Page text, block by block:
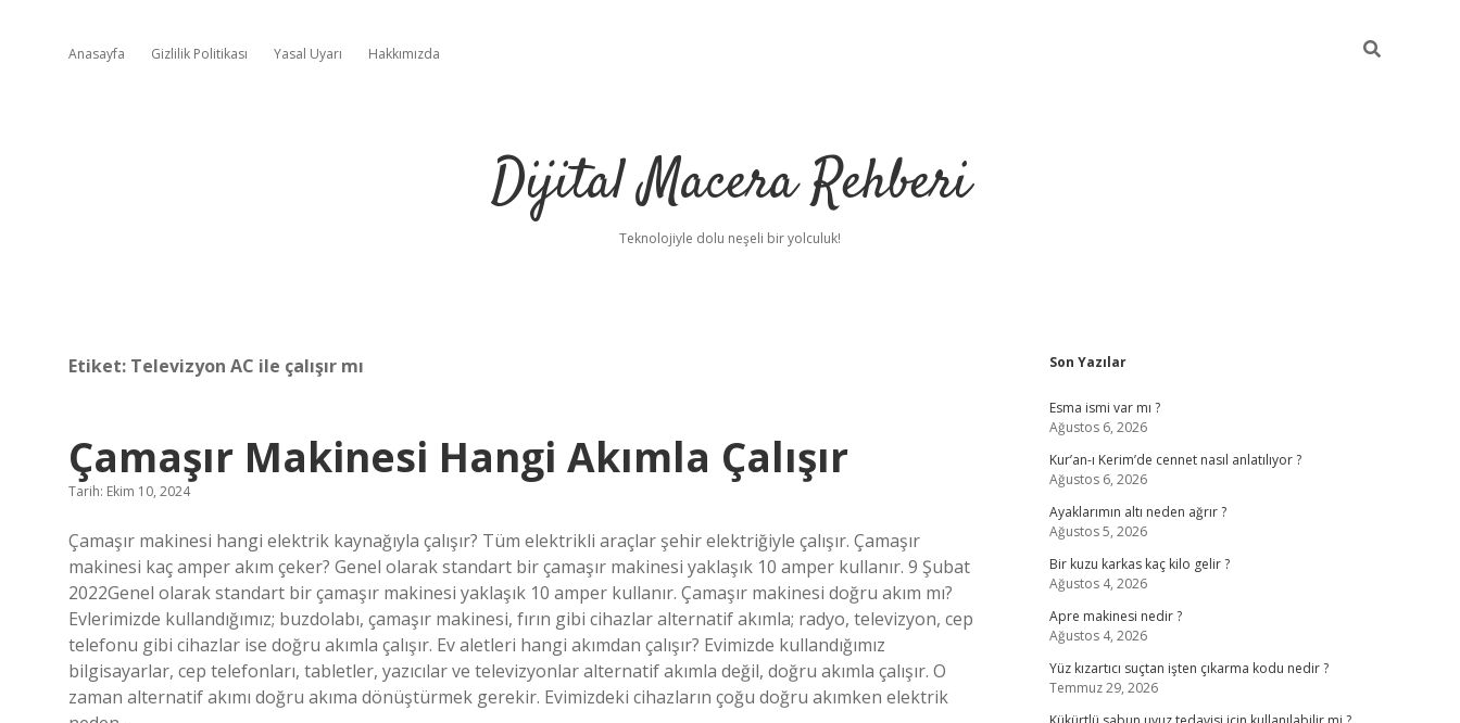
Anasayfa Gizlilik Politikası Yasal Uyarı Hakkımızda
Dijital Macera Rehberi
Teknolojiyle dolu neşeli bir yolculuk!
Etiket: Televizyon AC ile çalışır mı
Çamaşır Makinesi Hangi Akımla Çalışır
Tarih: Ekim 10, 2024
Çamaşır makinesi hangi elektrik kaynağıyla çalışır? Tüm elektrikli araçlar şehir elektriğiyle çalışır. Çamaşır
makinesi kaç amper akım çeker? Genel olarak standart bir çamaşır makinesi yaklaşık 10 amper kullanır. 9 Şubat
2022Genel olarak standart bir çamaşır makinesi yaklaşık 10 amper kullanır. Çamaşır makinesi doğru akım mı?
Evlerimizde kullandığımız; buzdolabı, çamaşır makinesi, fırın gibi cihazlar alternatif akımla; radyo, televizyon, cep
telefonu gibi cihazlar ise doğru akımla çalışır. Ev aletleri hangi akımdan çalışır? Evimizde kullandığımız
bilgisayarlar, cep telefonları, tabletler, yazıcılar ve televizyonlar alternatif akımla değil, doğru akımla çalışır. O
zaman alternatif akımı doğru akıma dönüştürmek gerekir. Evimizdeki cihazların çoğu doğru akımken elektrik
Sidebar
Son Yazılar
Esma ismi var mı ?
Ağustos 6, 2026
Kur’an-ı Kerim’de cennet nasıl anlatılıyor ?
Ağustos 6, 2026
Ayaklarımın altı neden ağrır ?
Ağustos 5, 2026
Bir kuzu karkas kaç kilo gelir ?
Ağustos 4, 2026
Apre makinesi nedir ?
Ağustos 4, 2026
Yüz kızartıcı suçtan işten çıkarma kodu nedir ?
Temmuz 29, 2026